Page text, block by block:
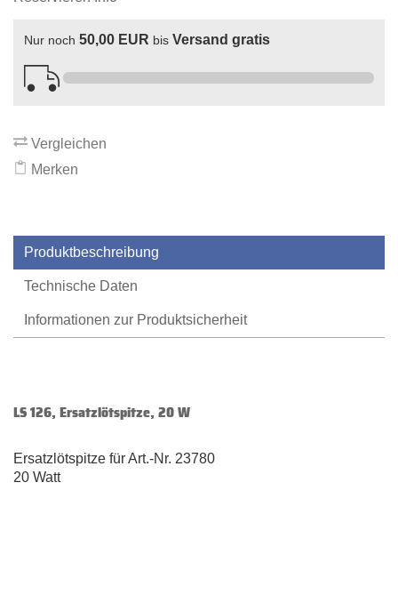
Nur noch 50,00 EUR bis Versand gratis
Vergleichen
Merken
Produktbeschreibung
Technische Daten
Informationen zur Produktsicherheit
LS 126, Ersatzlötspitze, 20 W
Ersatzlötspitze für Art.-Nr. 23780
20 Watt